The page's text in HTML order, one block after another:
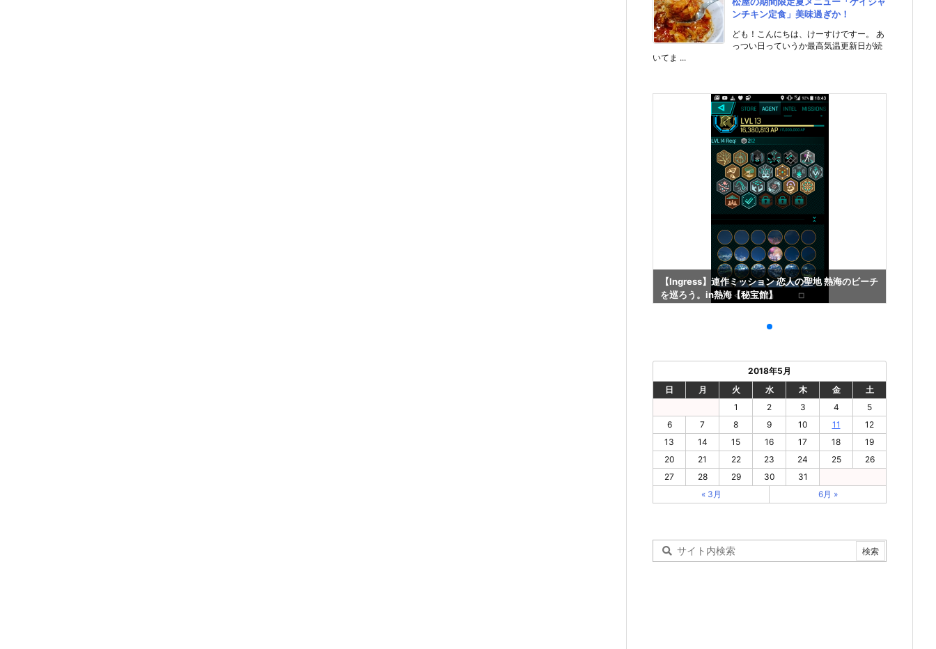
ンチキン定食」美味過ぎか！
ども！こんにちは、けーすけですー。 あ
っつい日っていうか最高気温更新日が続
いてま ...
【Ingress】連作ミッション 恋人の聖地 熱海のビーチ
を巡ろう。in熱海【秘宝館】
2018年5月
日
月 火 水 木 金
土
1
2 3 4
5
6
7 8 9 10 11
12
13
14 15 16 17 18
19
20
21 22 23 24 25
26
27
28 29 30
31
« 3月
6月 »